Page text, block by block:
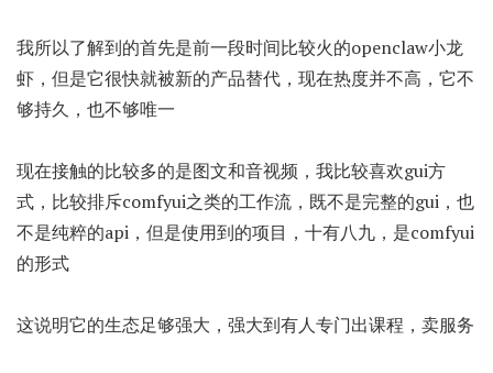
我所以了解到的首先是前一段时间比较火的openclaw小龙
虾，但是它很快就被新的产品替代，现在热度并不高，它不
够持久，也不够唯一
现在接触的比较多的是图文和音视频，我比较喜欢gui方
式，比较排斥comfyui之类的工作流，既不是完整的gui，也
不是纯粹的api，但是使用到的项目，十有八九，是comfyui
的形式
这说明它的生态足够强大，强大到有人专门出课程，卖服务